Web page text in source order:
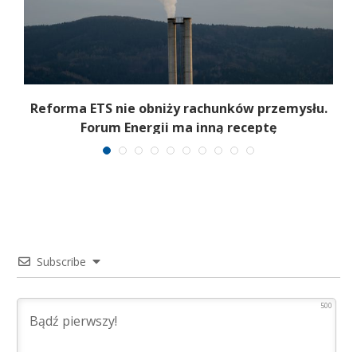
Reforma ETS nie obniży rachunków przemysłu.
Forum Energii ma inną receptę
Subscribe
500